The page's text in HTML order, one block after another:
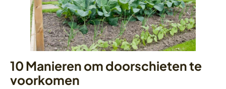
10 Manieren om doorschieten te
voorkomen